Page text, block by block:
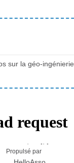
sur la géo-ingénierie
Propulsé par